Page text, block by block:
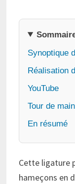
Synoptique
Réalisation
YouTube
Tour de
En résumé
Cette ligature
hameçons en